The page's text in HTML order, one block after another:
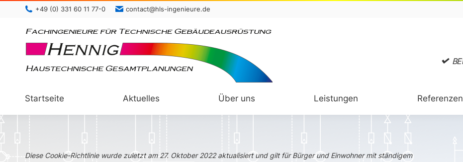
+49 (0) 331 60 11 77-0 contact@hls-ingenieure.de
Startseite Aktuelles Über uns Leistungen Referenzen
Diese Cookie-Richtlinie wurde zuletzt am 27. Oktober 2022 aktualisiert und gilt für Bürger und Einwohner mit ständigem